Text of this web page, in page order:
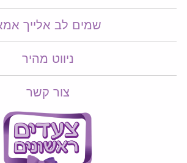
שמים לב אלייך
ניווט מהיר
צור קשר